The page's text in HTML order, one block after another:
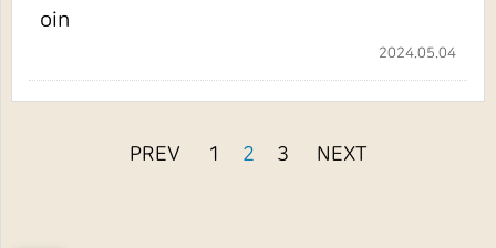
oin
2024.05.04
PREV 1 2 3 NEXT